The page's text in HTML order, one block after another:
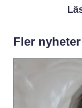
Fler nyheter